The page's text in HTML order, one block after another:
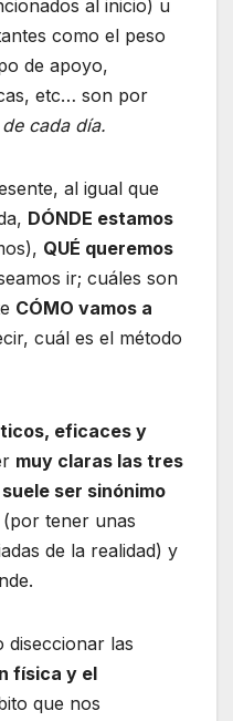
al inicio) u
como el peso
de apoyo,
etc… son por
cada día.
al igual que
DÓNDE estamos
QUÉ queremos
ir; cuáles son
CÓMO vamos a
cuál es el método
eficaces y
muy claras las tres
ser sinónimo
tener unas
de la realidad) y
diseccionar las
física y el
que nos